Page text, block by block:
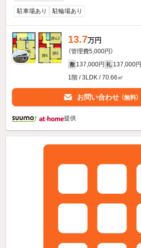
駐車場あり 駐輪場あり
13.7万円
（管理費5,000円）
敷 137,000円 礼 137,000円
1階 / 3LDK / 70.66㎡
お問い合わせ （無料）
提供